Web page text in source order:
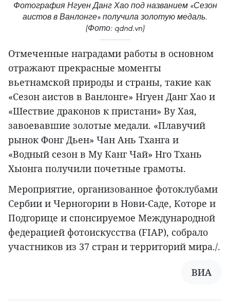
Фотография Нгуен Данг Хао под названием «Сезон
аистов в Ванлонге» получила золотую медаль.
(Фото: qdnd.vn)
Отмеченные наградами работы в основном
отражают прекрасные моменты
вьетнамской природы и страны, такие как
«Сезон аистов в Ванлонге» Нгуен Данг Хао и
«Шествие драконов к пристани» Ву Хая,
завоевавшие золотые медали. «Плавучий
рынок Фонг Дьен» Чан Ань Тханга и
«Водный сезон в Му Канг Чай» Нго Тхань
Хыонга получили почетные грамоты.
Мероприятие, организованное фотоклубами
Сербии и Черногории в Нови-Саде, Которе и
Подгорице и спонсируемое Международной
федерацией фотоискусства (FIAP), собрало
участников из 37 стран и территорий мира./.
ВИА